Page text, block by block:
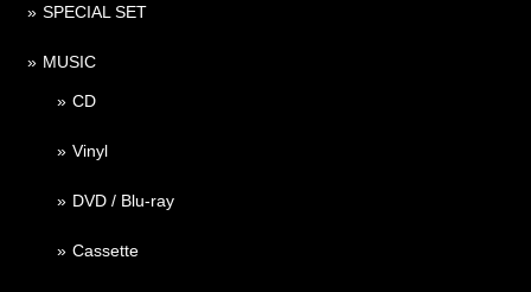
SPECIAL SET
MUSIC
CD
Vinyl
DVD / Blu-ray
Cassette